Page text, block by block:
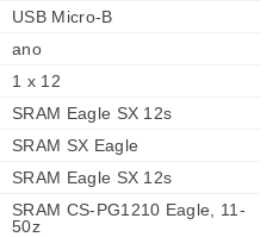
USB Micro-B
ano
1 x 12
SRAM Eagle SX 12s
SRAM SX Eagle
SRAM Eagle SX 12s
SRAM CS-PG1210 Eagle, 11-
50z